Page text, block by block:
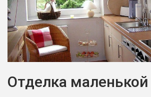
Отделка маленькой